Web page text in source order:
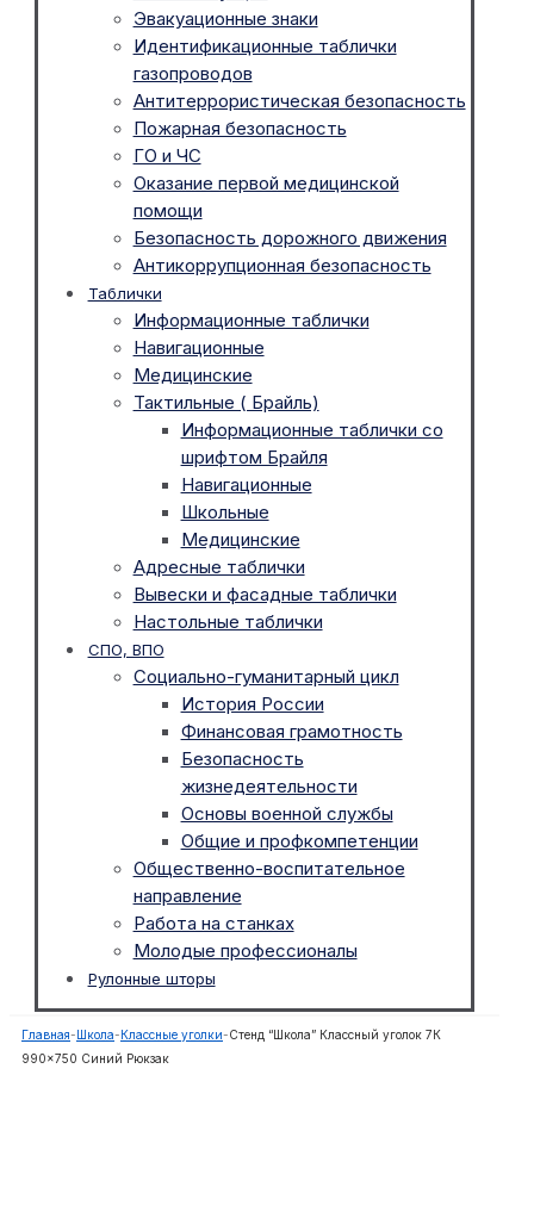
Эвакуационные знаки
Идентификационные таблички
газопроводов
Антитеррористическая безопасность
Пожарная безопасность
ГО и ЧС
Оказание первой медицинской
помощи
Безопасность дорожного движения
Антикоррупционная безопасность
Таблички
Информационные таблички
Навигационные
Медицинские
Тактильные ( Брайль)
Информационные таблички со
шрифтом Брайля
Навигационные
Школьные
Медицинские
Адресные таблички
Вывески и фасадные таблички
Настольные таблички
СПО, ВПО
Социально-гуманитарный цикл
История России
Финансовая грамотность
Безопасность
жизнедеятельности
Основы военной службы
Общие и профкомпетенции
Общественно-воспитательное
направление
Работа на станках
Молодые профессионалы
Рулонные шторы
Главная- Школа- Классные уголки-Стенд “Школа” Классный уголок 7К
990×750 Синий Рюкзак